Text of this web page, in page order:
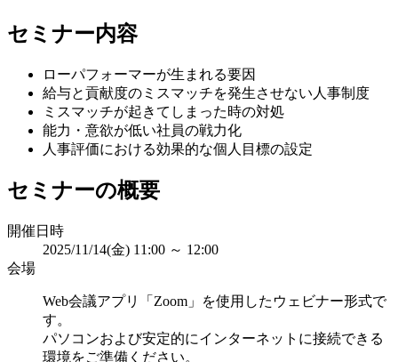
セミナー内容
ローパフォーマーが生まれる要因
給与と貢献度のミスマッチを発生させない人事制度
ミスマッチが起きてしまった時の対処
能力・意欲が低い社員の戦力化
人事評価における効果的な個人目標の設定
セミナーの概要
開催日時
2025/11/14(金) 11:00 ～ 12:00
会場
Web会議アプリ「Zoom」を使用したウェビナー形式で
す。
パソコンおよび安定的にインターネットに接続できる
環境をご準備ください。